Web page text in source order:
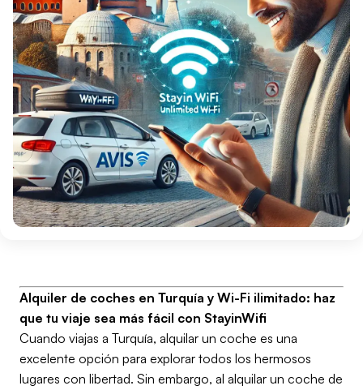
Alquiler de coches en Turquía y Wi-Fi ilimitado: haz
que tu viaje sea más fácil con StayinWifi
Cuando viajas a Turquía, alquilar un coche es una
excelente opción para explorar todos los hermosos
lugares con libertad. Sin embargo, al alquilar un coche de